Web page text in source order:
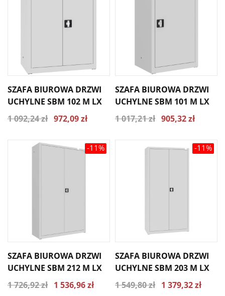
SZAFA BIUROWA DRZWI
UCHYLNE SBM 102 M LX
1 092,24 zł 972,09 zł
SZAFA BIUROWA DRZWI
UCHYLNE SBM 101 M LX
1 017,21 zł 905,32 zł
-11%
SZAFA BIUROWA DRZWI
UCHYLNE SBM 212 M LX
1 726,92 zł 1 536,96 zł
-11%
SZAFA BIUROWA DRZWI
UCHYLNE SBM 203 M LX
1 549,80 zł 1 379,32 zł